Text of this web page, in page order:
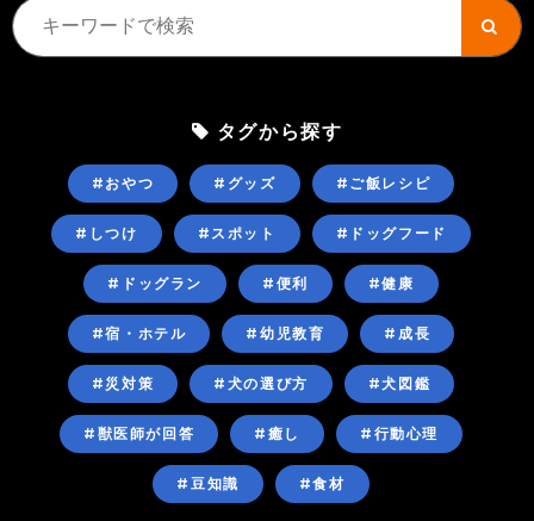
タグから探す
#おやつ #グッズ #ご飯レシピ
#しつけ #スポット #ドッグフード
#ドッグラン #便利 #健康
#宿・ホテル #幼児教育 #成長
#災対策 #犬の選び方 #犬図鑑
#獣医師が回答 #癒し #行動心理
#豆知識 #食材